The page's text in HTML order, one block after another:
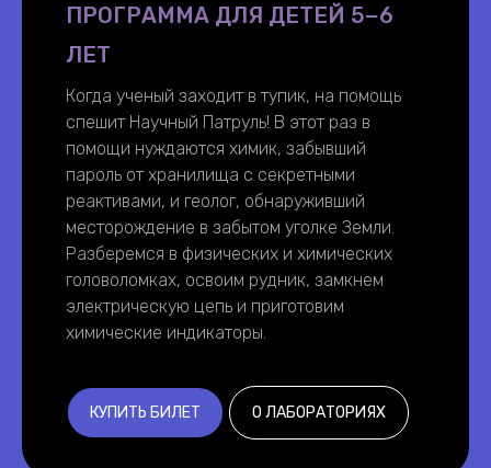
ПРОГРАММА ДЛЯ ДЕТЕЙ 5−6
ЛЕТ
Когда ученый заходит в тупик, на помощь
спешит Научный Патруль! В этот раз в
помощи нуждаются химик, забывший
пароль от хранилища с секретными
реактивами, и геолог, обнаруживший
месторождение в забытом уголке Земли.
Разберемся в физических и химических
головоломках, освоим рудник, замкнем
электрическую цепь и приготовим
химические индикаторы.
КУПИТЬ БИЛЕТ О ЛАБОРАТОРИЯХ